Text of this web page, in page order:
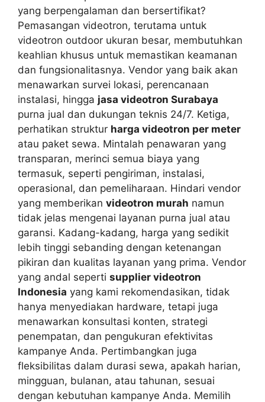
yang berpengalaman dan bersertifikat?
Pemasangan videotron, terutama untuk
videotron outdoor ukuran besar, membutuhkan
keahlian khusus untuk memastikan keamanan
dan fungsionalitasnya. Vendor yang baik akan
menawarkan survei lokasi, perencanaan
instalasi, hingga jasa videotron Surabaya
purna jual dan dukungan teknis 24/7. Ketiga,
perhatikan struktur harga videotron per meter
atau paket sewa. Mintalah penawaran yang
transparan, merinci semua biaya yang
termasuk, seperti pengiriman, instalasi,
operasional, dan pemeliharaan. Hindari vendor
yang memberikan videotron murah namun
tidak jelas mengenai layanan purna jual atau
garansi. Kadang-kadang, harga yang sedikit
lebih tinggi sebanding dengan ketenangan
pikiran dan kualitas layanan yang prima. Vendor
yang andal seperti supplier videotron
Indonesia yang kami rekomendasikan, tidak
hanya menyediakan hardware, tetapi juga
menawarkan konsultasi konten, strategi
penempatan, dan pengukuran efektivitas
kampanye Anda. Pertimbangkan juga
fleksibilitas dalam durasi sewa, apakah harian,
mingguan, bulanan, atau tahunan, sesuai
dengan kebutuhan kampanye Anda. Memilih